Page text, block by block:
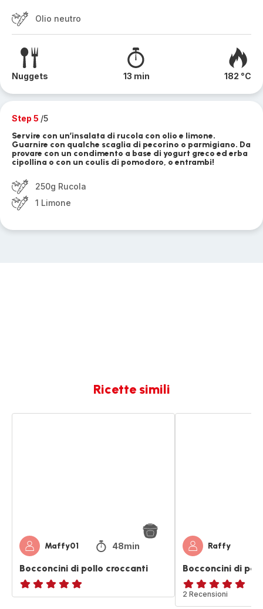
Olio neutro
Nuggets 13 min 182 °C
Step 5 /5
Servire con un’insalata di rucola con olio e limone.
Guarnire con qualche scaglia di pecorino o parmigiano. Da
provare con un condimento a base di yogurt greco ed erba
cipollina o con un coulis di pomodoro, o entrambi!
250g Rucola
1 Limone
Ricette simili
Maffy01 48min
Bocconcini di pollo croccanti
ratings.NaN
Raffy
Bocconcini di
Recensione
di
2 Recensioni